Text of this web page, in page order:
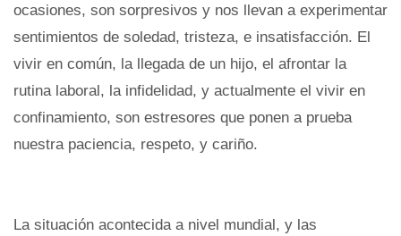
ocasiones, son sorpresivos y nos llevan a experimentar
sentimientos de soledad, tristeza, e insatisfacción. El
vivir en común, la llegada de un hijo, el afrontar la
rutina laboral, la infidelidad, y actualmente el vivir en
confinamiento, son estresores que ponen a prueba
nuestra paciencia, respeto, y cariño.
La situación acontecida a nivel mundial, y las